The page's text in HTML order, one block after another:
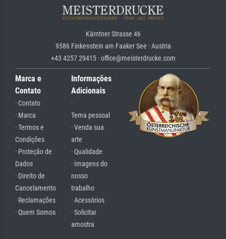
Kärntner Strasse 46
9586 Finkenstein am Faaker See · Austria
+43 4257 29415 · office@meisterdrucke.com
Marca e
Contato
· Contato
· Marca
· Termos e
Condições
· Proteção de
Dados
· Direito de
Cancelamento
· Reclamações
· Quem Somos
Informações
Adicionais
·
Tema pessoal
· Venda sua
arte
· Qualidade
· Imagens do
nosso
trabalho
· Acessórios
· Solicitar
amostra